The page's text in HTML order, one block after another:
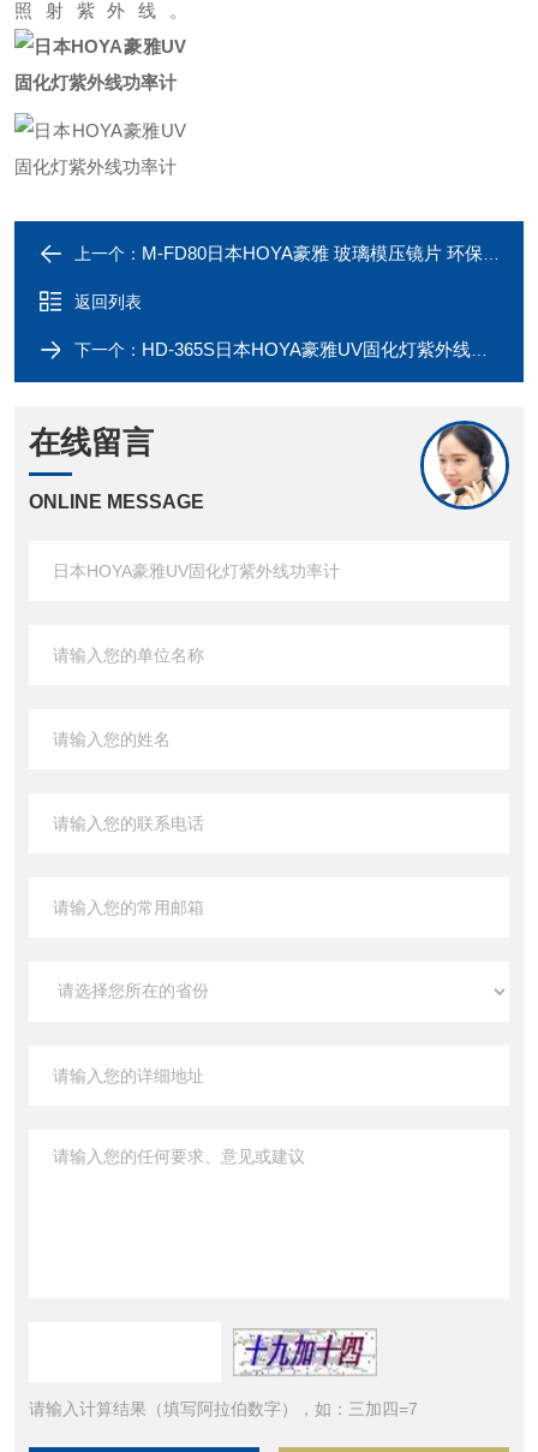
照射紫外线。
上一个： M-FD80日本HOYA豪雅 玻璃模压镜片 环保材料
返回列表
下一个： HD-365S日本HOYA豪雅UV固化灯紫外线功率计
在线留言
ONLINE MESSAGE
请输入计算结果（填写阿拉伯数字），如：三加四=7